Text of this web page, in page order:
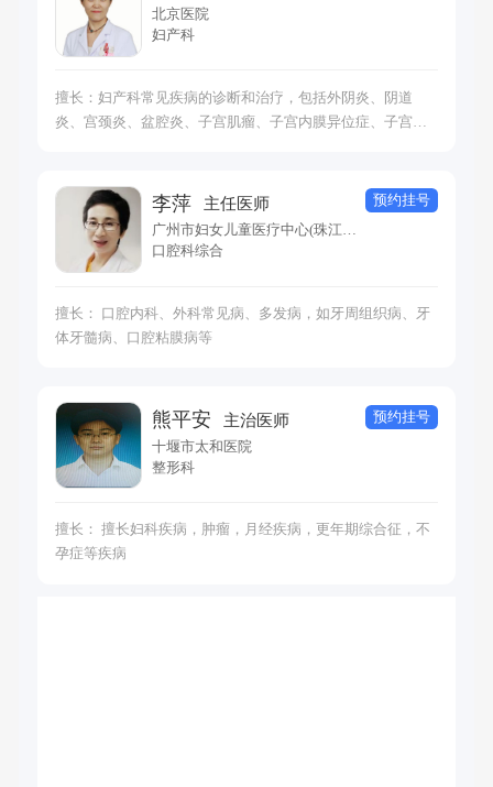
北京医院
妇产科
擅长：妇产科常见疾病的诊断和治疗，包括外阴炎、阴道
炎、宫颈炎、盆腔炎、子宫肌瘤、子宫内膜异位症、子宫内
李萍 主任医师
广州市妇女儿童医疗中心(珠江新城院区)
口腔科综合
预约挂号
擅长： 口腔内科、外科常见病、多发病，如牙周组织病、牙
体牙髓病、口腔粘膜病等
熊平安 主治医师
十堰市太和医院
整形科
预约挂号
擅长： 擅长妇科疾病，肿瘤，月经疾病，更年期综合征，不
孕症等疾病